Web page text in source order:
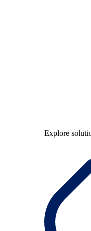
Explore